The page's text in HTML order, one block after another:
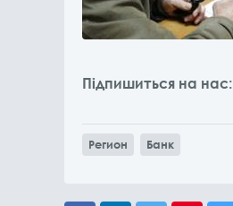
Підпишиться на нас:
Регион Банк